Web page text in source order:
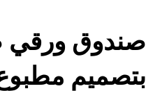
صندوق ورقي
بتصميم